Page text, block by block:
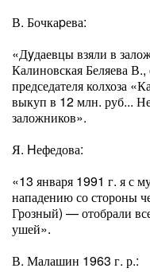
В. Бочкаpева:
«Дyдаевцы взяли в
Калиновская Беляева
председателя колхоза
выкуп в 12 млн. руб...
заложников».
Я. Hефедова:
«13 января 1991 г. я с
нападению со стороны
Грозный) — отобрали
ушей».
В. Малашин 1963 г. р.: